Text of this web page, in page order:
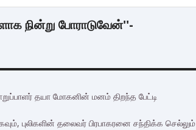
நின்று போராடுவேன்''-
தயா மோகனின் மனம் திறந்த பேட்டி
புலிகளின் தலைவர் பிரபாகரனை சந்திக்க செல்லும்